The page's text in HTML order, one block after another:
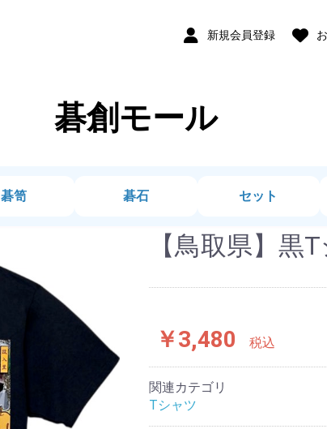
新規会員登録
碁創モール
碁笥 碁石 セット
【鳥取県】黒
￥3,480 税込
関連カテゴリ
Tシャツ